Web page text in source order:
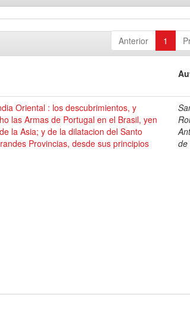
Anterior 1
Oriental : los descubrimientos, y
las Armas de Portugal en el Brasil, yen
la Asia; y de la dilatacion del Santo
Provincias, desde sus principios
de